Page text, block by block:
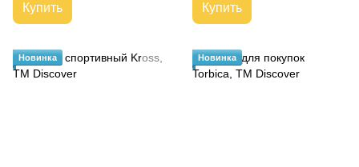
Купить Купить
Новинка Новинка